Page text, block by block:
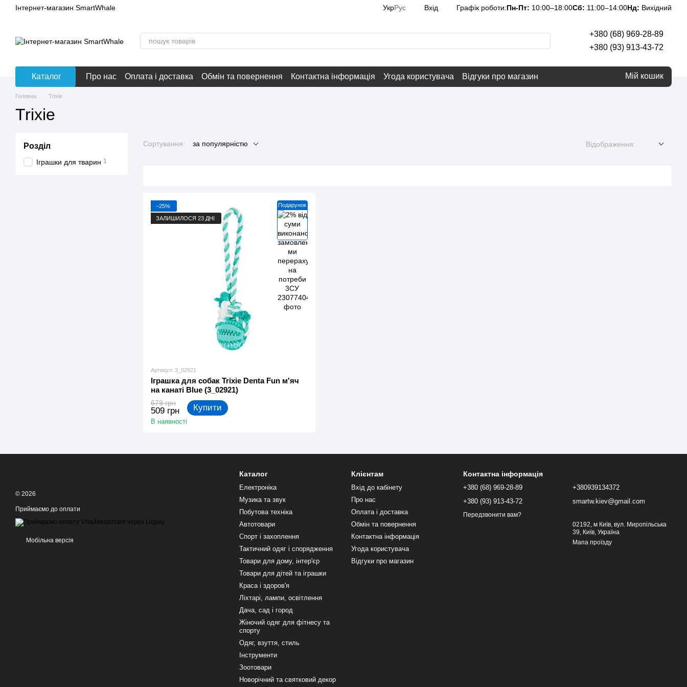
Перейти до основного контенту
Інтернет-магазин SmartWhale УкрРус Вхід Графік роботи:Пн-Пт: 10:00–18:00Сб: 11:00–14:00Нд: Вихідний
+380 (68) 969-28-89
+380 (93) 913-43-72
Каталог Про нас Оплата і доставка Обмін та повернення Контактна інформація Угода користувача Відгуки про магазин Мій кошик
Головна Trixie
Trixie
Сортування: за популярністю Відображення:
Подарунок
−25%
ЗАЛИШИЛОСЯ 23 ДНІ
Артикул: 3_02921
Іграшка для собак Trixie Denta Fun м'яч
на канаті Blue (3_02921)
679 грн
509 грн Купити
В наявності
Розділ
Іграшки для тварин 1
© 2026
Приймаємо до оплати
Мобільна версія
Каталог
Електроніка
Музика та звук
Побутова техніка
Автотовари
Спорт і захоплення
Тактичний одяг і спорядження
Товари для дому, інтер'єр
Товари для дітей та іграшки
Краса і здоров'я
Ліхтарі, лампи, освітлення
Дача, сад і город
Жіночий одяг для фітнесу та
спорту
Одяг, взуття, стиль
Інструменти
Зоотовари
Новорічний та святковий декор
Клієнтам
Вхід до кабінету
Про нас
Оплата і доставка
Обмін та повернення
Контактна інформація
Угода користувача
Відгуки про магазин
Контактна інформація
+380 (68) 969-28-89
+380 (93) 913-43-72
Передзвонити вам?
+380939134372
smartw.kiev@gmail.com
02192, м Київ, вул. Миропільська
39, Київ, Україна
Мапа проїзду